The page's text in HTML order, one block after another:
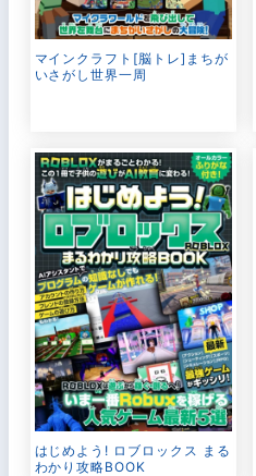
マインクラフト[脳トレ]まちが
いさがし世界一周
はじめよう! ロブロックス まる
わかり攻略BOOK